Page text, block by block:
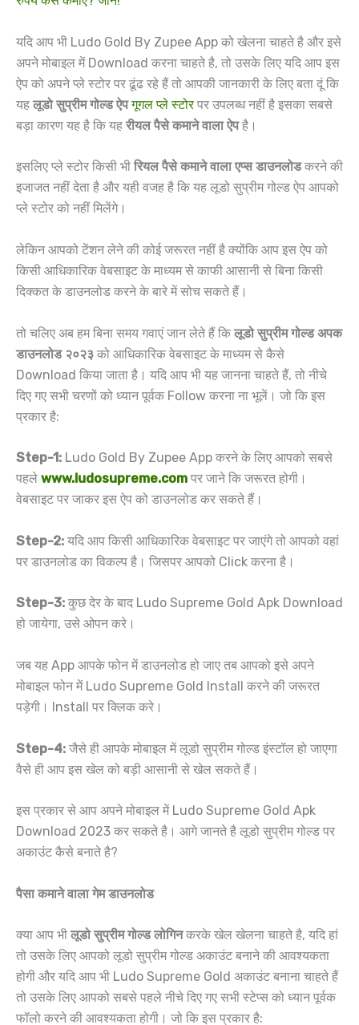
यदि आप भी Ludo Gold By Zupee App को खेलना चाहते है और इसे
अपने मोबाइल में Download करना चाहते है, तो उसके लिए यदि आप इस
ऐप को अपने प्ले स्टोर पर ढूंढ रहे हैं तो आपकी जानकारी के लिए बता दूं कि
यह लूडो सुप्रीम गोल्ड ऐप गूगल प्ले स्टोरपर उपलब्ध नहीं है इसका सबसे
बड़ा कारण यह है कि यह रीयल पैसे कमाने वाला ऐपहै।
इसलिए प्ले स्टोर किसी भी रियल पैसे कमाने वाला एप्स डाउनलोडकरने की
इजाजत नहीं देता है और यही वजह है कि यह लूडो सुप्रीम गोल्ड ऐप आपको
प्ले स्टोर को नहीं मिलेंगे।
लेकिन आपको टेंशन लेने की कोई जरूरत नहीं है क्योंकि आप इस ऐप को
किसी आधिकारिक वेबसाइट के माध्यम से काफी आसानी से बिना किसी
दिक्कत के डाउनलोड करने के बारे में सोच सकते हैं।
तो चलिए अब हम बिना समय गवाएं जान लेते हैं कि लूडो सुप्रीम गोल्ड अपक
डाउनलोड २०२३ को आधिकारिक वेबसाइट के माध्यम से कैसे
Download किया जाता है। यदि आप भी यह जानना चाहते हैं, तो नीचे
दिए गए सभी चरणों को ध्यान पूर्वक Follow करना ना भूलें। जो कि इस
प्रकार है:
Step-1: Ludo Gold By Zupee App करने के लिए आपको सबसे
पहले www.ludosupreme.com पर जाने कि जरूरत होगी।
वेबसाइट पर जाकर इस ऐप को डाउनलोड कर सकते हैं।
Step-2: यदि आप किसी आधिकारिक वेबसाइट पर जाएंगे तो आपको वहां
पर डाउनलोड का विकल्प है। जिसपर आपको Click करना है।
Step-3: कुछ देर के बाद Ludo Supreme Gold Apk Download
हो जायेगा, उसे ओपन करे।
जब यह App आपके फोन में डाउनलोड हो जाए तब आपको इसे अपने
मोबाइल फोन में Ludo Supreme Gold Install करने की जरूरत
पड़ेगी। Install पर क्लिक करे।
Step-4: जैसे ही आपके मोबाइल में लूडो सुप्रीम गोल्ड इंस्टॉल हो जाएगा
वैसे ही आप इस खेल को बड़ी आसानी से खेल सकते हैं।
इस प्रकार से आप अपने मोबाइल में Ludo Supreme Gold Apk
Download 2023 कर सकते है। आगे जानते है लूडो सुप्रीम गोल्ड पर
अकाउंट कैसे बनाते है?
पैसा कमाने वाला गेम डाउनलोड
क्या आप भी लूडो सुप्रीम गोल्ड लोगिनकरके खेल खेलना चाहते है, यदि हां
तो उसके लिए आपको लूडो सुप्रीम गोल्ड अकाउंट बनाने की आवश्यकता
होगी और यदि आप भी Ludo Supreme Gold अकाउंट बनाना चाहते हैं
तो उसके लिए आपको सबसे पहले नीचे दिए गए सभी स्टेप्स को ध्यान पूर्वक
फॉलो करने की आवश्यकता होगी। जो कि इस प्रकार है: